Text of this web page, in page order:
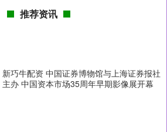
推荐资讯
新巧牛配资 中国证券博物馆与上海证券报社
主办 中国资本市场35周年早期影像展开幕